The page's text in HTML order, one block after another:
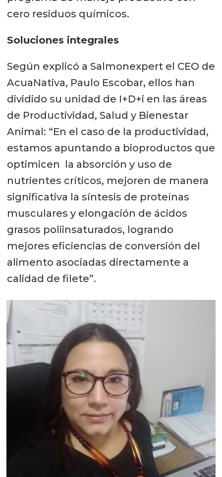
cero residuos químicos.
Soluciones integrales
Según explicó a Salmonexpert el CEO de
AcuaNativa, Paulo Escobar, ellos han
dividido su unidad de I+D+i en las áreas
de Productividad, Salud y Bienestar
Animal: “En el caso de la productividad,
estamos apuntando a bioproductos que
optimicen la absorción y uso de
nutrientes críticos, mejoren de manera
significativa la síntesis de proteínas
musculares y elongación de ácidos
grasos poliinsaturados, logrando
mejores eficiencias de conversión del
alimento asociadas directamente a
calidad de filete”.